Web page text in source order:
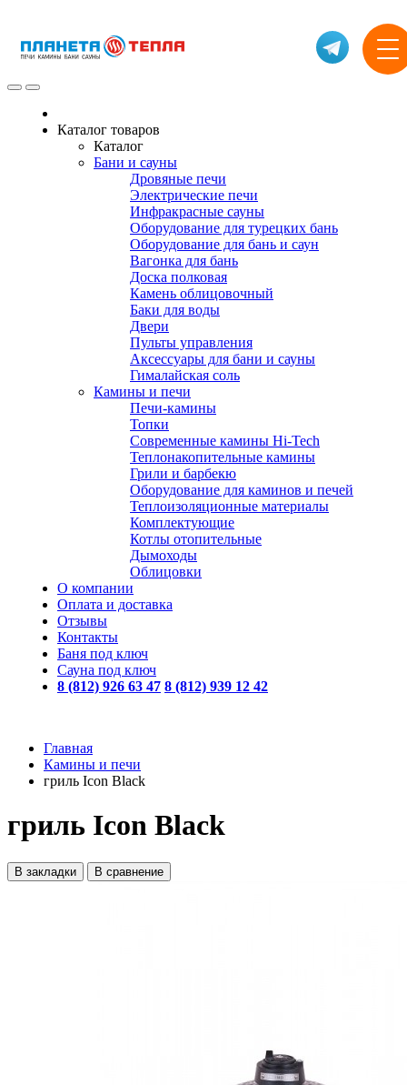
Каталог товаров
Каталог
Бани и сауны
Дровяные печи
Электрические печи
Инфракрасные сауны
Оборудование для турецких бань
Оборудование для бань и саун
Вагонка для бань
Доска полковая
Камень облицовочный
Баки для воды
Двери
Пульты управления
Аксессуары для бани и сауны
Гималайская соль
Камины и печи
Печи-камины
Топки
Современные камины Hi-Tech
Теплонакопительные камины
Грили и барбекю
Оборудование для каминов и печей
Теплоизоляционные материалы
Комплектующие
Котлы отопительные
Дымоходы
Облицовки
О компании
Оплата и доставка
Отзывы
Контакты
Баня под ключ
Сауна под ключ
8 (812) 926 63 47 8 (812) 939 12 42
Главная
Камины и печи
гриль Icon Black
гриль Icon Black
В закладки В сравнение